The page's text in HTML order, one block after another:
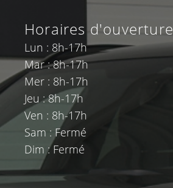
Horaires d'ouverture
Lun : 8h-17h
Mar : 8h-17h
Mer : 8h-17h
Jeu : 8h-17h
Ven : 8h-17h
Sam : Fermé
Dim : Fermé